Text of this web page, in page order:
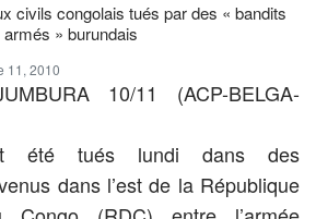
11, 2010
10/11 (ACP-BELGA-
été tués lundi dans des
dans l’est de la République